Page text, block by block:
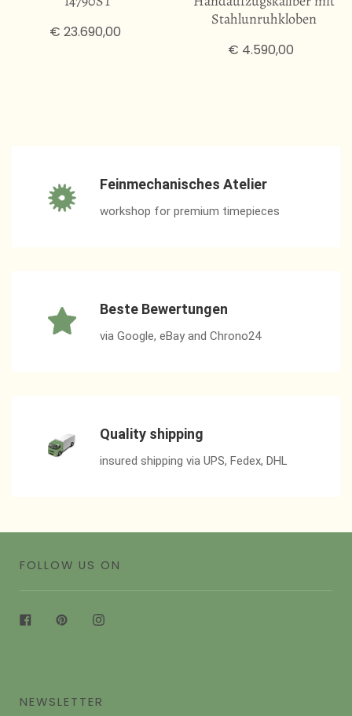
€ 23.690,00
Stahlunruhkloben
€ 4.590,00
Feinmechanisches Atelier
workshop for premium timepieces
Beste Bewertungen
via Google, eBay and Chrono24
Quality shipping
insured shipping via UPS, Fedex, DHL
FOLLOW US ON
Facebook
PinterestInstagram
NEWSLETTER